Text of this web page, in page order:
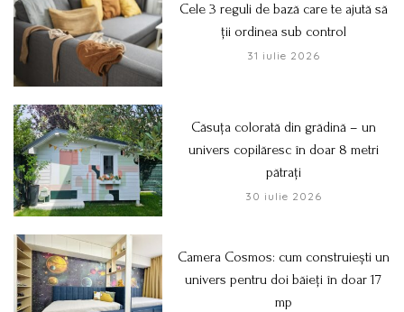
Cele 3 reguli de bază care te ajută să
ții ordinea sub control
31 iulie 2026
Căsuța colorată din grădină – un
univers copilăresc în doar 8 metri
pătrați
30 iulie 2026
Camera Cosmos: cum construiești un
univers pentru doi băieți în doar 17
mp